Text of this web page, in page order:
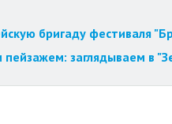
бригаду фестиваля
заглядываем в